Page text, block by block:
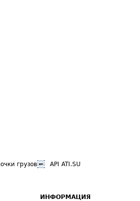
грузов API ATI.SU
ИНФОРМАЦИЯ